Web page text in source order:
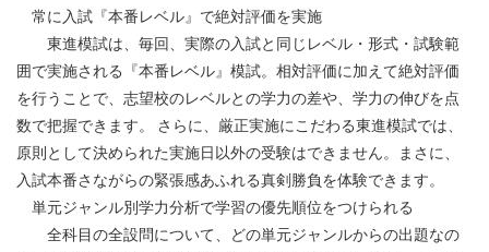
常に入試『本番レベル』で絶対評価を実施
東進模試は、毎回、実際の入試と同じレベル・形式・試験範
囲で実施される『本番レベル』模試。相対評価に加えて絶対評価
を行うことで、志望校のレベルとの学力の差や、学力の伸びを点
数で把握できます。 さらに、厳正実施にこだわる東進模試では、
原則として決められた実施日以外の受験はできません。まさに、
入試本番さながらの緊張感あふれる真剣勝負を体験できます。
単元ジャンル別学力分析で学習の優先順位をつけられる
全科目の全設問について、どの単元ジャンルからの出題なの